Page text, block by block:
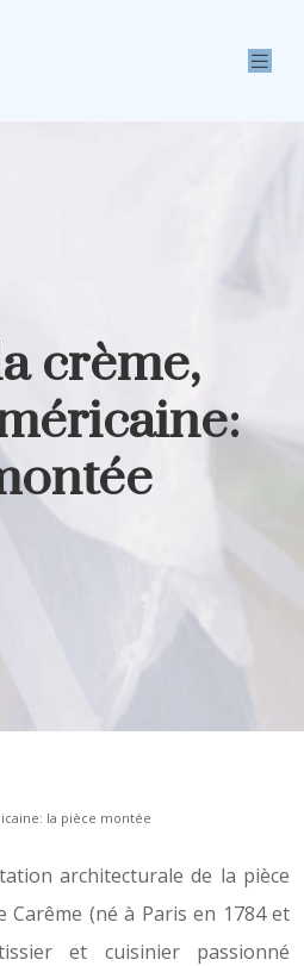
crème,
la pièce montée
architecturale de la pièce
(né à Paris en 1784 et
et cuisinier passionné